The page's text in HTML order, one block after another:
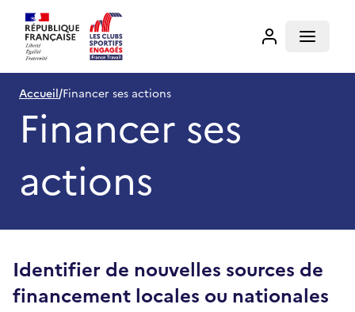
Financer ses actions pour l'emploi | Les clubs sportifs
Accueil Open
Accueil/Financer ses actions
Financer ses
actions
Identifier de nouvelles sources de
financement locales ou nationales